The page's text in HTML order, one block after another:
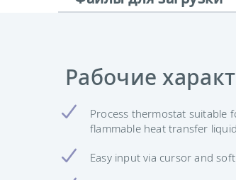
Рабочие
Process thermostat suitable
flammable heat transfer
Easy input via cursor and